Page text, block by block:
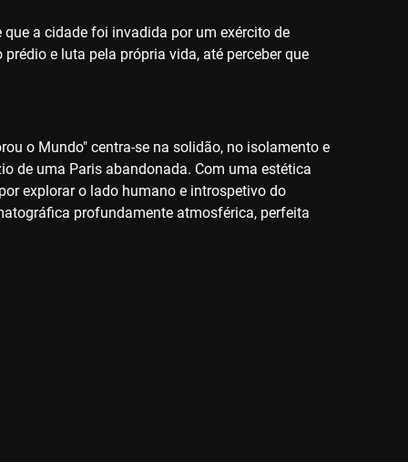
a cidade foi invadida por um exército de
e luta pela própria vida, até perceber que
o Mundo" centra-se na solidão, no isolamento e
de uma Paris abandonada. Com uma estética
explorar o lado humano e introspetivo do
profundamente atmosférica, perfeita